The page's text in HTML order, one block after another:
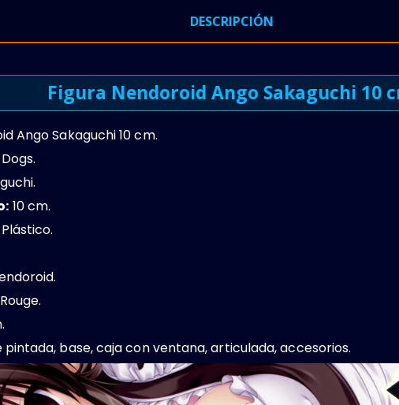
DESCRIPCIÓN
Figura Nendoroid Ango Sakaguchi 10
Ango Sakaguchi 10 cm.
10 cm.
pintada, base, caja con ventana, articulada, accesorios.